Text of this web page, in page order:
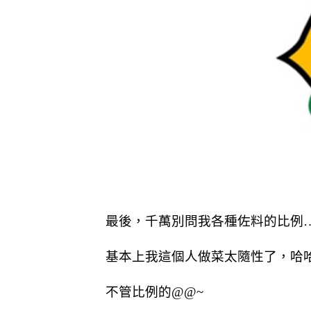
最後，千萬別問我各種佐料的比
基本上我這個人做菜太隨性了，哈
不管比例的@@~